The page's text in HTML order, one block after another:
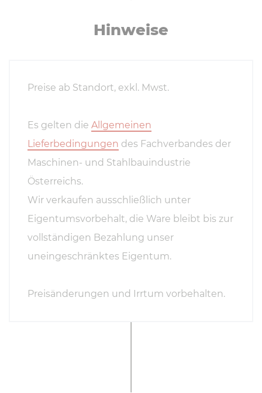
Hinweise
Preise ab Standort, exkl. Mwst.
Es gelten die Allgemeinen
Lieferbedingungen des Fachverbandes der
Maschinen- und Stahlbauindustrie
Österreichs.
Wir verkaufen ausschließlich unter
Eigentumsvorbehalt, die Ware bleibt bis zur
vollständigen Bezahlung unser
uneingeschränktes Eigentum.
Preisänderungen und Irrtum vorbehalten.